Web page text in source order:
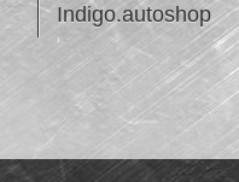
Indigo.autoshop